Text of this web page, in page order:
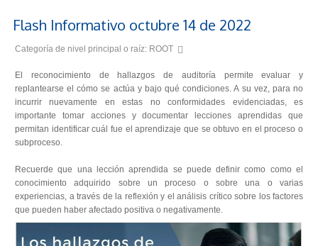
Flash Informativo octubre 14 de 2022
Categoría de nivel principal o raíz: ROOT
El reconocimiento de hallazgos de auditoría permite evaluar y
replantearse el cómo se actúa y bajo qué condiciones. A su vez, para no
incurrir nuevamente en estas no conformidades evidenciadas, es
importante tomar acciones y documentar lecciones aprendidas que
permitan identificar cuál fue el aprendizaje que se obtuvo en el proceso o
subproceso.
Recuerde que una lección aprendida se puede definir como como el
conocimiento adquirido sobre un proceso o sobre una o varias
experiencias, a través de la reflexión y el análisis crítico sobre los factores
que pueden haber afectado positiva o negativamente.